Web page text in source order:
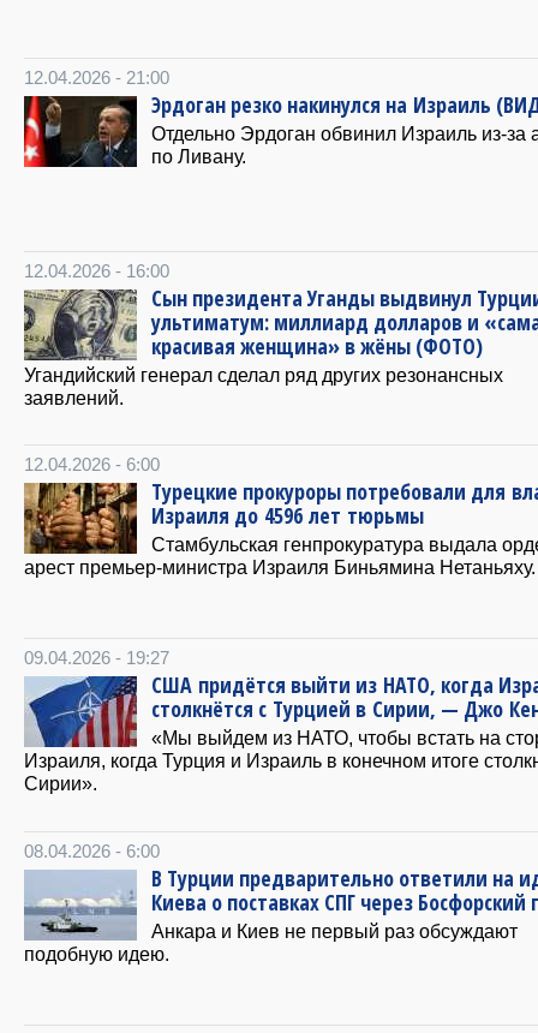
12.04.2026 - 21:00
Эрдоган резко накинулся на Израиль
Отдельно Эрдоган обвинил Израиль из-за
по Ливану.
12.04.2026 - 16:00
Сын президента Уганды выдвинул
ультиматум: миллиард долларов и
красивая женщина» в жёны (ФОТО)
Угандийский генерал сделал ряд других резонансных
заявлений.
12.04.2026 - 6:00
Турецкие прокуроры потребовали для
Израиля до 4596 лет тюрьмы
Стамбульская генпрокуратура выдала
арест премьер-министра Израиля Биньямина Нетаньяху.
09.04.2026 - 19:27
США придётся выйти из НАТО, когда
столкнётся с Турцией в Сирии, — Джо
«Мы выйдем из НАТО, чтобы встать на
Израиля, когда Турция и Израиль в конечном итоге
Сирии».
08.04.2026 - 6:00
В Турции предварительно ответили на
Киева о поставках СПГ через Босфорский
Анкара и Киев не первый раз обсуждают
подобную идею.